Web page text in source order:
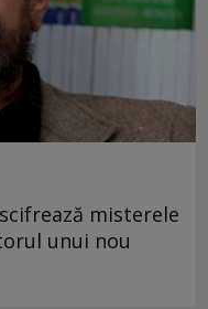
misterele
unui nou